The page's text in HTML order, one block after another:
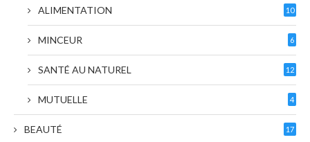
ALIMENTATION 10
MINCEUR 6
SANTÉ AU NATUREL 12
MUTUELLE 4
BEAUTÉ 17